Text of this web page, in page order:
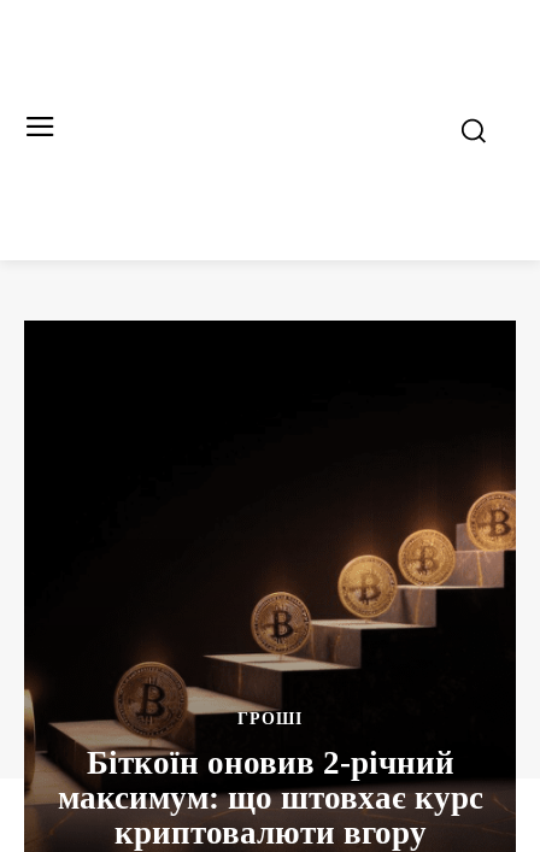
ГРОШІ
Біткоїн оновив 2-річний
максимум: що штовхає курс
криптовалюти вгору